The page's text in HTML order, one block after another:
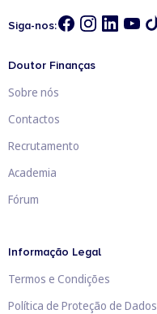
Siga-nos:
Doutor Finanças
Sobre nós
Contactos
Recrutamento
Academia
Fórum
Informação Legal
Termos e Condições
Política de Proteção de Dados